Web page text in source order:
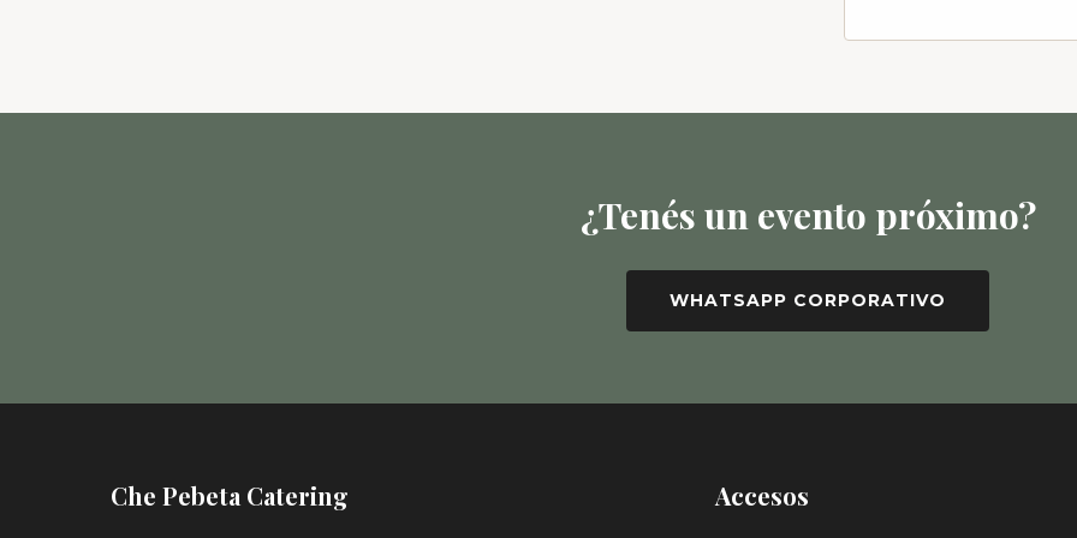
¿Tenés un evento próximo?
WHATSAPP CORPORATIVO
Che Pebeta Catering Accesos